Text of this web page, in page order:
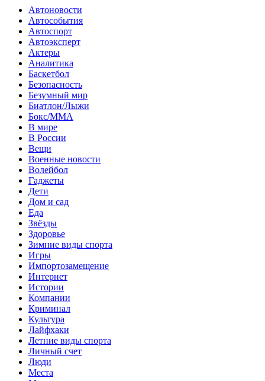
Автоновости
Автособытия
Автоспорт
Автоэксперт
Актеры
Аналитика
Баскетбол
Безопасность
Безумный мир
Биатлон/Лыжи
Бокс/MMA
В мире
В России
Вещи
Военные новости
Волейбол
Гаджеты
Дети
Дом и сад
Еда
Звёзды
Здоровье
Зимние виды спорта
Игры
Импортозамещение
Интернет
Истории
Компании
Криминал
Культура
Лайфхаки
Летние виды спорта
Личный счет
Люди
Места